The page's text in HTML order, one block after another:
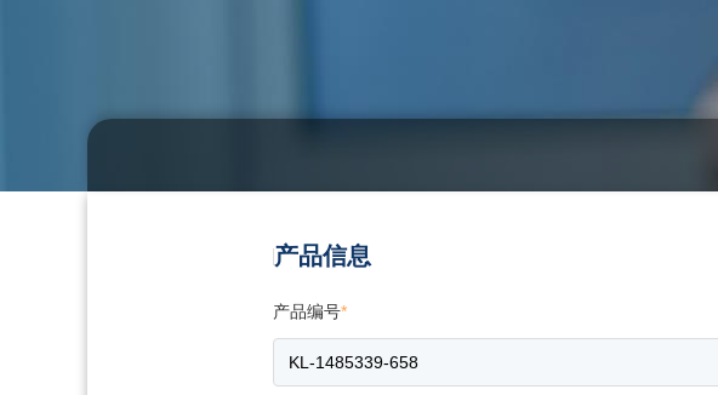
产品信息
产品编号*